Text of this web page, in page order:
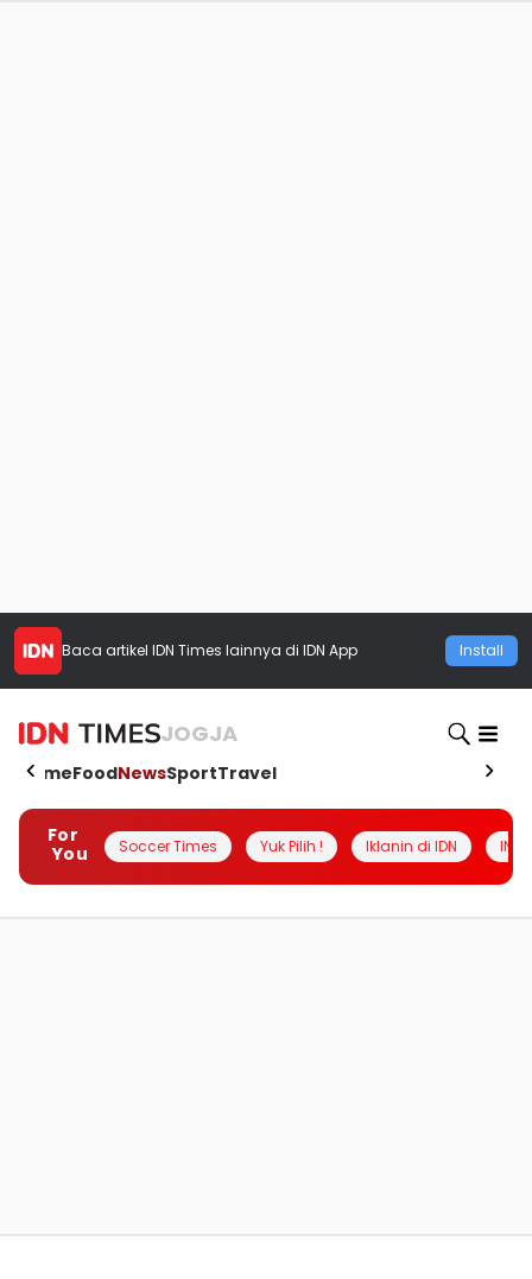
Baca artikel IDN Times lainnya di IDN App Install
JOGJA
HomeFoodNewsSportTravel
For
You
Soccer Times Yuk Pilih ! Iklanin di IDN